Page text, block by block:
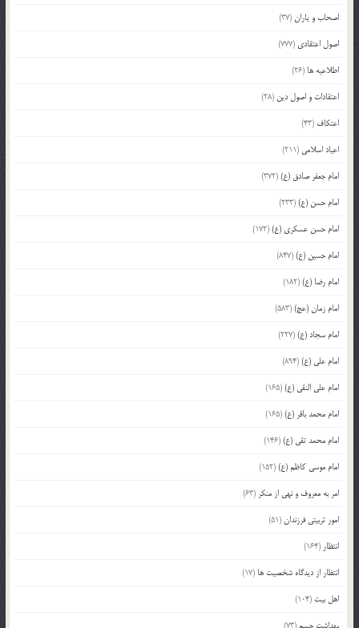
اصحاب و یاران(37)
اصول اعتقادی (777)
اطلاعیه ها (26)
اعتقادات و اصول دین (28)
اعتکاف (43)
اعیاد اسلامی (211)
امام جعفر صادق (ع)(372)
امام حسن (ع)(233)
امام حسن عسکری (ع)(172)
امام حسین (ع)(847)
امام رضا (ع)(182)
امام زمان (عج)(583)
امام سجاد (ع)(227)
امام علی (ع)(894)
امام علی النقی (ع)(165)
امام محمد باقر (ع)(165)
امام محمد تقی (ع)(146)
امام موسی کاظم (ع)(152)
امر به معروف و نهی از منکر (63)
امور تربیتی فرزندان(51)
انتظار (164)
انتظار از دیدگاه شخصیت ها (17)
اهل بیت (104)